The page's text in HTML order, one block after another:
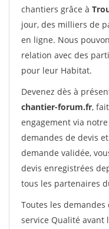
chantiers grâce à
jour, des milliers de
en ligne. Nous
relation avec des
pour leur Habitat.
Devenez dès à
chantier-forum.fr,
engagement via
demandes de devis
demande validée,
devis enregistrées
tous les partenaires
Toutes les
service Qualité avant